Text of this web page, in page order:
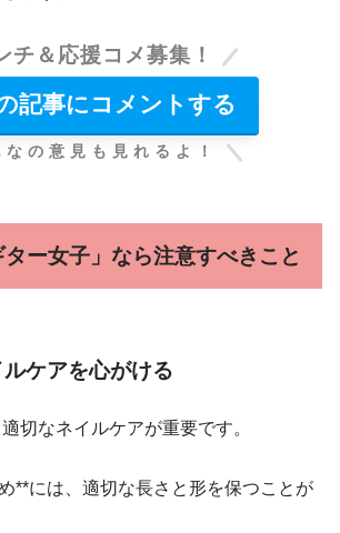
チ＆応援コメ募集！
記事にコメントする
なの意見も見れるよ！
ー女子」なら注意すべきこと
ケアを心がける
切なネイルケアが重要です。
**には、適切な長さと形を保つことが